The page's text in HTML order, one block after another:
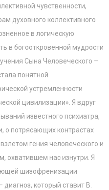
чувственности,
духовного коллективного
в логическую
в богооткровенной мудрости
Сына Человеческого –
понятной
устремленности
цивилизации». Я вдруг
известного психиатра,
о потрясающих контрастах
гения человеческого и
охватившем нас изнутри. Я
шизофренизации
который ставит В.